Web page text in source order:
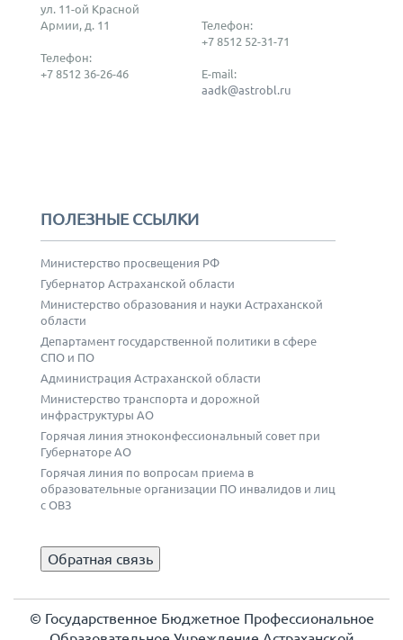
ул. 11-ой Красной
Армии, д. 11
Телефон:
+7 8512 36-26-46
Телефон:
+7 8512 52-31-71
E-mail:
aadk@astrobl.ru
ПОЛЕЗНЫЕ ССЫЛКИ
Министерство просвещения РФ
Губернатор Астраханской области
Министерство образования и науки Астраханской
области
Департамент государственной политики в сфере
СПО и ПО
Администрация Астраханской области
Министерство транспорта и дорожной
инфраструктуры АО
Горячая линия этноконфессиональный совет при
Губернаторе АО
Горячая линия по вопросам приема в
образовательные организации ПО инвалидов и лиц
с ОВЗ
Обратная связь
© Государственное Бюджетное Профессиональное